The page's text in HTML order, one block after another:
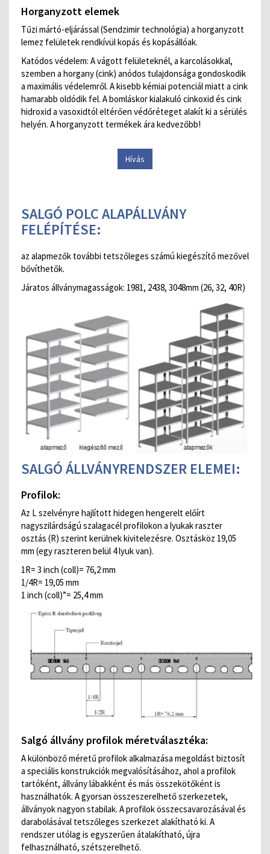
Horganyzott elemek
Tűzi mártó-eljárással (Sendzimir technológia) a horganyzott
lemez felületek rendkívül kopás és kopásállóak.
Katódos védelem: A vágott felületeknél, a karcolásokkal,
szemben a horgany (cink) anódos tulajdonsága gondoskodik
a maximális védelemről. A kisebb kémiai potenciál miatt a cink
hamarabb oldódik fel. A bomláskor kialakuló cinkoxid és cink
hidroxid a vasoxidtól eltérően védőréteget alakít ki a sérülés
helyén. A horganyzott termékek ára kedvezőbb!
Hívás
SALGÓ POLC ALAPÁLLVÁNY
FELÉPÍTÉSE:
az alapmezők további tetszőleges számú kiegészítő mezővel
bővíthetők.
Járatos állványmagasságok: 1981, 2438, 3048mm (26, 32, 40R)
SALGÓ ÁLLVÁNYRENDSZER ELEMEI:
Profilok:
Az L szelvényre hajlított hidegen hengerelt előírt
nagyszilárdságú szalagacél profilokon a lyukak raszter
osztás (R) szerint kerülnek kivitelezésre. Osztásköz 19,05
mm (egy raszteren belül 4 lyuk van).
1R= 3 inch (coll)= 76,2 mm
1/4R= 19,05 mm
1 inch (coll)”= 25,4 mm
Salgó állvány profilok méretválasztéka:
A különböző méretű profilok alkalmazása megoldást biztosít
a speciális konstrukciók megvalósításához, ahol a profilok
tartóként, állvány lábakként és más összekötőként is
használhatók. A gyorsan összeszerelhető szerkezetek,
állványok nagyon stabilak. A profilok összecsavarozásával és
darabolásával tetszőleges szerkezet alakítható ki. A
rendszer utólag is egyszerűen átalakítható, újra
felhasználható, szétszerelhető.